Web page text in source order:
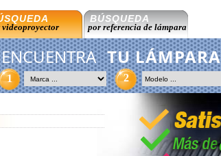
videoproyector
BÚSQUEDA
por referencia de lámpara
ENCUENTRA TU LÁMPARA
1 2